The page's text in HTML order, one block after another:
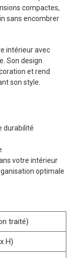
compactes,
sans encombrer
intérieur avec
Son design
et rend
son style.
durabilité
votre intérieur
optimale
traité)
H)